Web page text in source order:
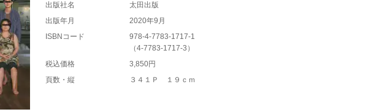
出版社名
太田出版
出版年月
2020年9月
ISBNコード
978-4-7783-1717-1
（4-7783-1717-3 ）
税込価格
3,850円
頁数・縦
３４１Ｐ １９ｃｍ